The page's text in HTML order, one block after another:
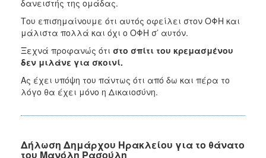
δανειστής της ομάδας.
Του επισημαίνουμε ότι αυτός οφείλει στον ΟΦΗ και
μάλιστα πολλά και όχι ο ΟΦΗ σ’ αυτόν.
Ξεχνά προφανώς ότι στο σπίτι του κρεμασμένου
δεν μιλάνε για σκοινί.
Ας έχει υπόψη του πάντως ότι από δω και πέρα το
λόγο θα έχει μόνο η Δικαιοσύνη.
Δήλωση Δημάρχου Ηρακλείου για το θάνατο
του Μανόλη Ρασούλη